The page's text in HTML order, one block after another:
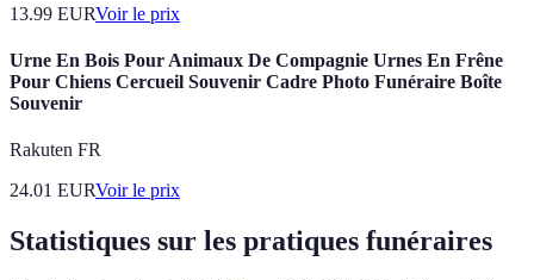
13.99 EURVoir le prix
Urne En Bois Pour Animaux De Compagnie Urnes En Frêne
Pour Chiens Cercueil Souvenir Cadre Photo Funéraire Boîte
Souvenir
Rakuten FR
24.01 EURVoir le prix
Statistiques sur les pratiques funéraires